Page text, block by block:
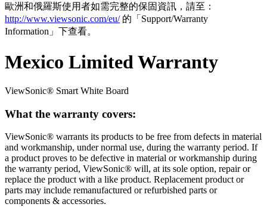
歐洲和俄羅斯使用者如需完整的保固資訊，請至：
http://www.viewsonic.com/eu/的「Support/Warranty
Information」下查看。
Mexico Limited Warranty
ViewSonic® Smart White Board
What the warranty covers:
ViewSonic® warrants its products to be free from defects in material
and workmanship, under normal use, during the warranty period. If
a product proves to be defective in material or workmanship during
the warranty period, ViewSonic® will, at its sole option, repair or
replace the product with a like product. Replacement product or
parts may include remanufactured or refurbished parts or
components & accessories.